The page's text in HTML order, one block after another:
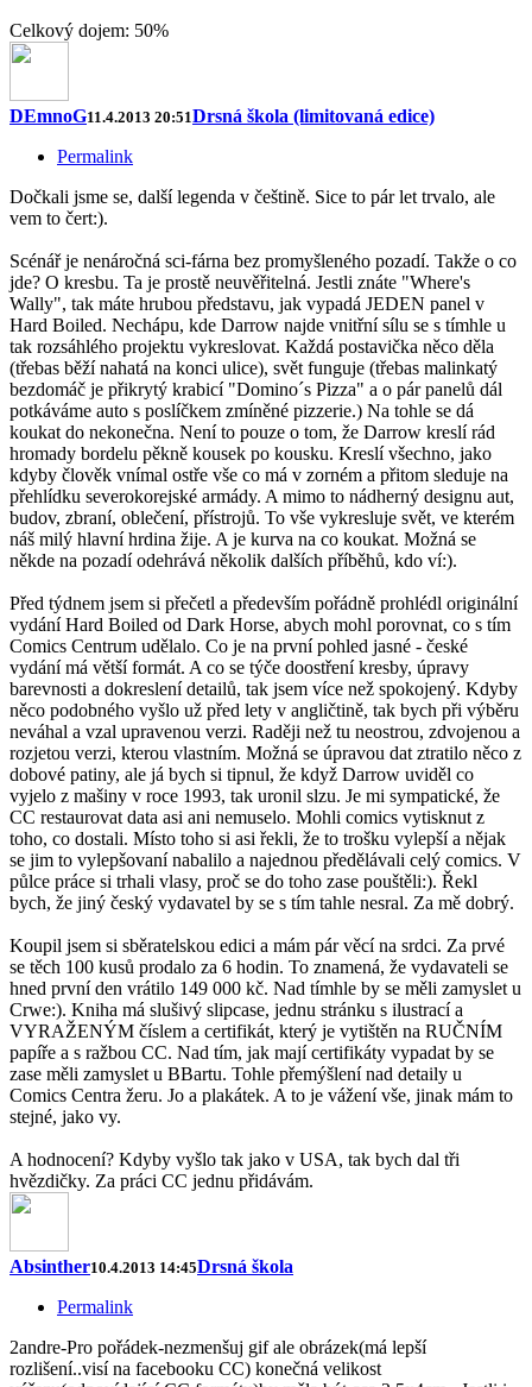
Celkový dojem: 50%
DEmnoG11.4.2013 20:51Drsná škola (limitovaná edice)
Permalink
Dočkali jsme se, další legenda v češtině. Sice to pár let trvalo, ale
vem to čert:).
Scénář je nenáročná sci-fárna bez promyšleného pozadí. Takže o co
jde? O kresbu. Ta je prostě neuvěřitelná. Jestli znáte "Where's
Wally", tak máte hrubou představu, jak vypadá JEDEN panel v
Hard Boiled. Nechápu, kde Darrow najde vnitřní sílu se s tímhle u
tak rozsáhlého projektu vykreslovat. Každá postavička něco děla
(třebas běží nahatá na konci ulice), svět funguje (třebas malinkatý
bezdomáč je přikrytý krabicí "Domino´s Pizza" a o pár panelů dál
potkáváme auto s poslíčkem zmíněné pizzerie.) Na tohle se dá
koukat do nekonečna. Není to pouze o tom, že Darrow kreslí rád
hromady bordelu pěkně kousek po kousku. Kreslí všechno, jako
kdyby člověk vnímal ostře vše co má v zorném a přitom sleduje na
přehlídku severokorejské armády. A mimo to nádherný designu aut,
budov, zbraní, oblečení, přístrojů. To vše vykresluje svět, ve kterém
náš milý hlavní hrdina žije. A je kurva na co koukat. Možná se
někde na pozadí odehrává několik dalších příběhů, kdo ví:).
Před týdnem jsem si přečetl a především pořádně prohlédl originální
vydání Hard Boiled od Dark Horse, abych mohl porovnat, co s tím
Comics Centrum udělalo. Co je na první pohled jasné - české
vydání má větší formát. A co se týče doostření kresby, úpravy
barevnosti a dokreslení detailů, tak jsem více než spokojený. Kdyby
něco podobného vyšlo už před lety v angličtině, tak bych při výběru
neváhal a vzal upravenou verzi. Raději než tu neostrou, zdvojenou a
rozjetou verzi, kterou vlastním. Možná se úpravou dat ztratilo něco z
dobové patiny, ale já bych si tipnul, že když Darrow uviděl co
vyjelo z mašiny v roce 1993, tak uronil slzu. Je mi sympatické, že
CC restaurovat data asi ani nemuselo. Mohli comics vytisknut z
toho, co dostali. Místo toho si asi řekli, že to trošku vylepší a nějak
se jim to vylepšovaní nabalilo a najednou předělávali celý comics. V
půlce práce si trhali vlasy, proč se do toho zase pouštěli:). Řekl
bych, že jiný český vydavatel by se s tím tahle nesral. Za mě dobrý.
Koupil jsem si sběratelskou edici a mám pár věcí na srdci. Za prvé
se těch 100 kusů prodalo za 6 hodin. To znamená, že vydavateli se
hned první den vrátilo 149 000 kč. Nad tímhle by se měli zamyslet u
Crwe:). Kniha má slušivý slipcase, jednu stránku s ilustrací a
VYRAŽENÝM číslem a certifikát, který je vytištěn na RUČNÍM
papíře a s ražbou CC. Nad tím, jak mají certifikáty vypadat by se
zase měli zamyslet u BBartu. Tohle přemýšlení nad detaily u
Comics Centra žeru. Jo a plakátek. A to je vážení vše, jinak mám to
stejné, jako vy.
A hodnocení? Kdyby vyšlo tak jako v USA, tak bych dal tři
hvězdičky. Za práci CC jednu přidávám.
Absinther10.4.2013 14:45Drsná škola
Permalink
2andre-Pro pořádek-nezmenšuj gif ale obrázek(má lepší
rozlišení..visí na facebooku CC) konečná velikost